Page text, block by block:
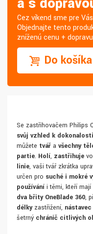
a s
Cez víkend sme pre
Objednajte tento
zníženú cenu +
Do košíka
Se zastřihovačem Philips
svůj vzhled k dokonalosti
můžete tvář a všechny
partie. Holí, zastřihuje
linie, vaši tvář zkrátka
určen pro suché i mokré
používání i těmi, kteří mají
dva břity OneBlade 360,
délkyzastřižení,
šetrný chránič citlivých